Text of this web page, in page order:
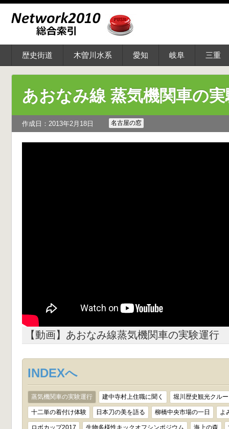
歴史街道 木曽川水系 愛知 岐阜 三重
あおなみ線 蒸気機関車の
作成日：2013年2月18日 名古屋の窓
【動画】あおなみ線蒸気機関車の実験運行
INDEXへ
蒸気機関車の実験運行 建中寺村上住職に聞く 堀川歴史観光クル
十二単の着付け体験 日本刀の美を語る 柳橋中央市場の一日 よ